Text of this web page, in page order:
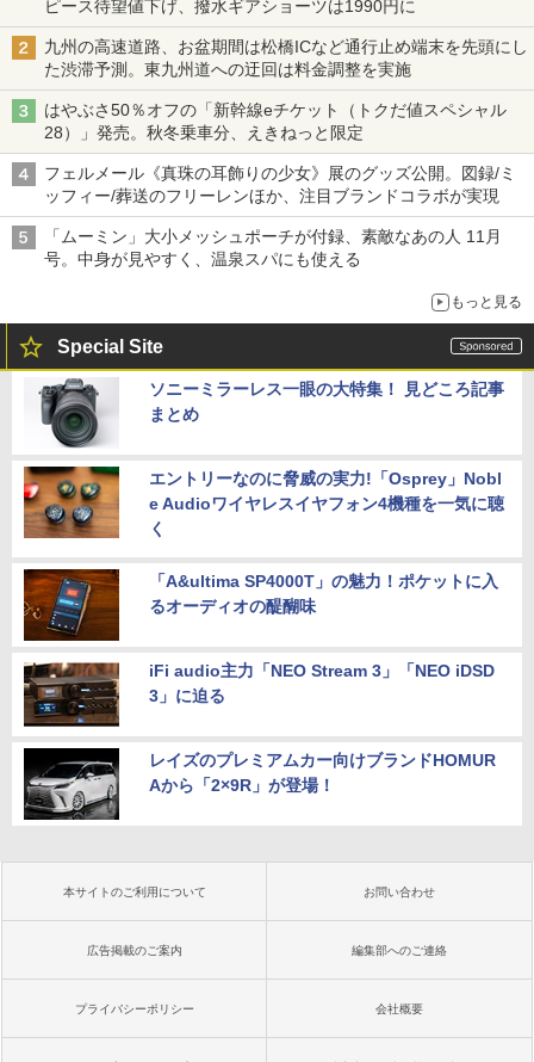
ピース待望値下げ、撥水ギアショーツは1990円に
九州の高速道路、お盆期間は松橋ICなど通行止め端末を先頭にし
た渋滞予測。東九州道への迂回は料金調整を実施
はやぶさ50％オフの「新幹線eチケット（トクだ値スペシャル
28）」発売。秋冬乗車分、えきねっと限定
フェルメール《真珠の耳飾りの少女》展のグッズ公開。図録/ミ
ッフィー/葬送のフリーレンほか、注目ブランドコラボが実現
「ムーミン」大小メッシュポーチが付録、素敵なあの人 11月
号。中身が見やすく、温泉スパにも使える
もっと見る
Special Site
ソニーミラーレス一眼の大特集！ 見どころ記事
まとめ
エントリーなのに脅威の実力!「Osprey」Nobl
e Audioワイヤレスイヤフォン4機種を一気に聴
く
「A&ultima SP4000T」の魅力！ポケットに入
るオーディオの醍醐味
iFi audio主力「NEO Stream 3」「NEO iDSD
3」に迫る
レイズのプレミアムカー向けブランドHOMUR
Aから「2×9R」が登場！
本サイトのご利用について お問い合わせ
広告掲載のご案内 編集部へのご連絡
プライバシーポリシー 会社概要